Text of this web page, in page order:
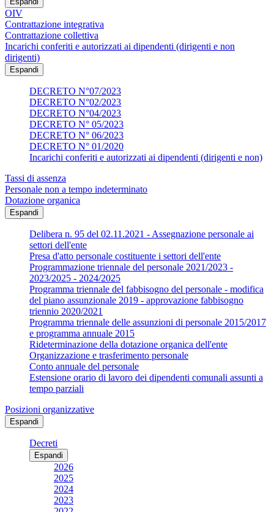
OIV
Contrattazione integrativa
Contrattazione collettiva
Incarichi conferiti e autorizzati ai dipendenti (dirigenti e non
dirigenti)
Espandi
DECRETO N°07/2023
DECRETO N°02/2023
DECRETO N°04/2023
DECRETO N° 05/2023
DECRETO N° 06/2023
DECRETO N° 01/2020
Incarichi conferiti e autorizzati ai dipendenti (dirigenti e non)
Tassi di assenza
Personale non a tempo indeterminato
Dotazione organica
Espandi
Delibera n. 95 del 02.11.2021 - Assegnazione personale ai
settori dell'ente
Presa d'atto personale costituente i settori dell'ente
Programmazione triennale del personale 2021/2023 -
2023/2025 - 2024/2025
Programma triennale del fabbisogno del personale - modifica
del piano assunzionale 2019 - approvazione fabbisogno
triennio 2020/2021
Programma triennale delle assunzioni di personale 2015/2017
e programma annuale 2015
Rideterminazione della dotazione organica dell'ente
Organizzazione e trasferimento personale
Conto annuale del personale
Estensione orario di lavoro dei dipendenti comunali assunti a
tempo parziali
Posizioni organizzative
Espandi
Decreti
Espandi
2026
2025
2024
2023